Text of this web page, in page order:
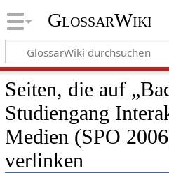
GlossarWiki
Seiten, die auf
Studiengang
Medien (SPO
verlinken